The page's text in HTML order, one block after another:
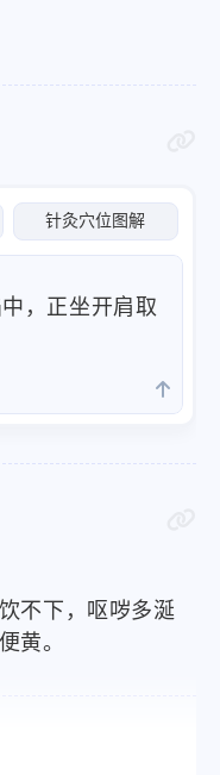
针灸穴位图解
，正坐开肩取
不下，呕哕多涎
黄。